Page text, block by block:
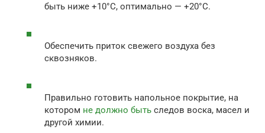
быть ниже +10°С, оптимально — +20°С.
Обеспечить приток свежего воздуха без
сквозняков.
Правильно готовить напольное покрытие, на
котором не должно быть следов воска, масел и
другой химии.